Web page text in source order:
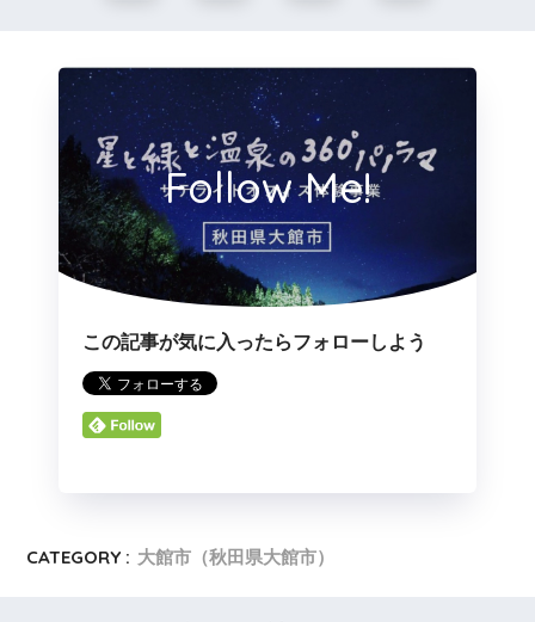
Follow Me!
この記事が気に入ったらフォローしよう
CATEGORY : 大館市（秋田県大館市）